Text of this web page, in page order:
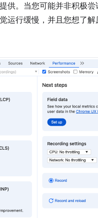
供。当您可能并非积极尝
运行缓慢，并且您想了解